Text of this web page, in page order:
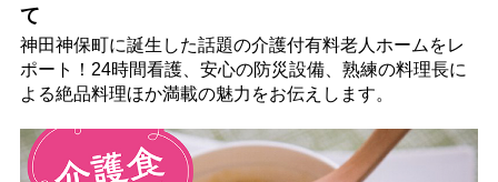
て
神田神保町に誕生した話題の介護付有料老人ホームをレ
ポート！24時間看護、安心の防災設備、熟練の料理長に
よる絶品料理ほか満載の魅力をお伝えします。